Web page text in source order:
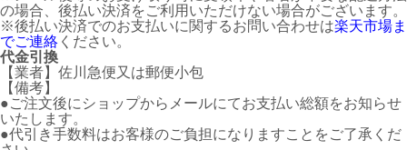
の場合、後払い決済をご利用いただけない場合がございます。
※後払い決済でのお支払いに関するお問い合わせは楽天市場ま
でご連絡 ください。
代金引換
【業者】佐川急便又は郵便小包
【備考】
●ご注文後にショップからメールにてお支払い総額をお知らせ
いたします。
●代引き手数料はお客様のご負担になりますことをご了承くだ